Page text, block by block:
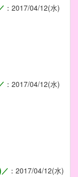
： 2017/04/12(水)
： 2017/04/12(水)
： 2017/04/12(水)